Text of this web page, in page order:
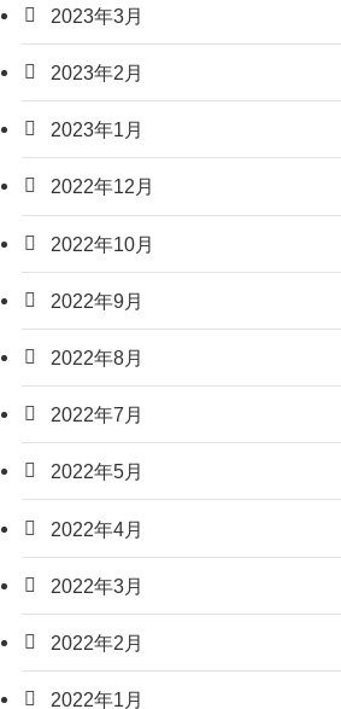
2023年3月
2023年2月
2023年1月
2022年12月
2022年10月
2022年9月
2022年8月
2022年7月
2022年5月
2022年4月
2022年3月
2022年2月
2022年1月